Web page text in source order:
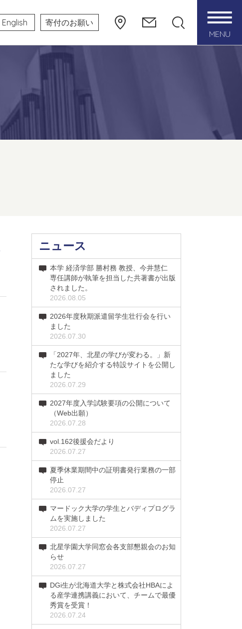
English
寄付のお願い
MENU
ニュース
本学 経済学部 勝村務 教授、今井慧仁
専任講師が執筆を担当した共著書が出版
されました。
2026.08.05
2026年度秋期派遣留学生壮行会を行い
ました
2026.07.30
「2027年、北星の学びが変わる。」新
たな学びを紹介する特設サイトを公開し
ました
2026.07.29
2027年度入学試験要項の公開について
（Web出願）
2026.07.28
vol.162後援会だより
2026.07.27
夏季休業期間中の証明書発行業務の一部
停止
2026.07.27
マードック大学の学生とバディプログラ
ムを実施しました
2026.07.27
北星学園大学同窓会各支部懇親会のお知
らせ
2026.07.27
DGi生が北海道大学と株式会社HBAによ
る産学連携講義において、チームで最優
秀賞を受賞！
2026.07.24